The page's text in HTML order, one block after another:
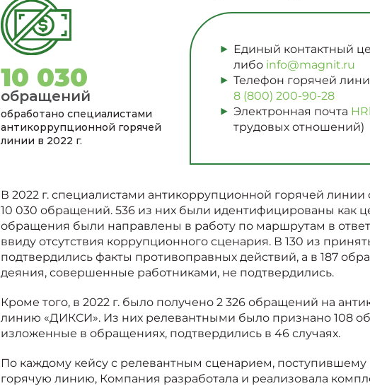
10 030
обращений
обработано специалистами
антикоррупционной горячей
линии в 2022 г.
Единый контактный
либо info@magnit.ru
Телефон горячей
8 (800) 200-90-28
Электронная почта
трудовых отношений)
В 2022 г. специалистами антикоррупционной горячей линии
10 030 обращений. 536 из них были идентифицированы как
обращения были направлены в работу по маршрутам в
ввиду отсутствия коррупционного сценария. В 130 из
подтвердились факты противоправных действий, а в 187
деяния, совершенные работниками, не подтвердились.
Кроме того, в 2022 г. было получено 2 326 обращений на
линию «ДИКСИ». Из них релевантными было признано 108
изложенные в обращениях, подтвердились в 46 случаях.
По каждому кейсу с релевантным сценарием,
горячую линию, Компания разработала и реализовала